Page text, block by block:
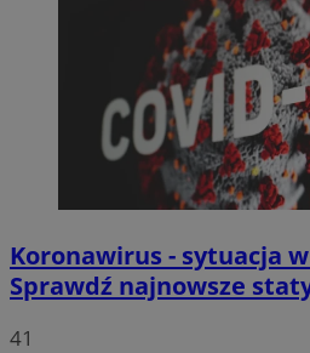
Koronawirus - sytuacja
Sprawdź najnowsze
41